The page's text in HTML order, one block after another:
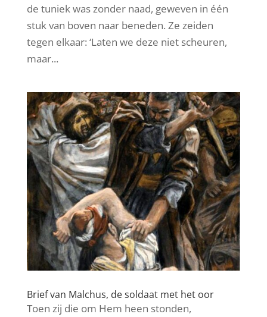
de tuniek was zonder naad, geweven in één
stuk van boven naar beneden. Ze zeiden
tegen elkaar: ‘Laten we deze niet scheuren,
maar...
Brief van Malchus, de soldaat met het oor
Toen zij die om Hem heen stonden,